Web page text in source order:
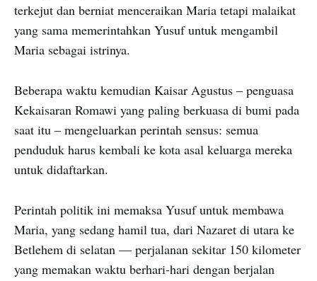
terkejut dan berniat menceraikan Maria tetapi malaikat
yang sama memerintahkan Yusuf untuk mengambil
Maria sebagai istrinya.
Beberapa waktu kemudian Kaisar Agustus – penguasa
Kekaisaran Romawi yang paling berkuasa di bumi pada
saat itu – mengeluarkan perintah sensus: semua
penduduk harus kembali ke kota asal keluarga mereka
untuk didaftarkan.
Perintah politik ini memaksa Yusuf untuk membawa
Maria, yang sedang hamil tua, dari Nazaret di utara ke
Betlehem di selatan — perjalanan sekitar 150 kilometer
yang memakan waktu berhari-hari dengan berjalan